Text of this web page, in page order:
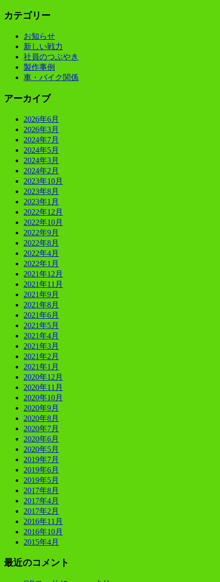
カテゴリー
お知らせ
新しい戦力
社員のつぶやき
製作事例
車・バイク関係
アーカイブ
2026年6月
2026年3月
2024年7月
2024年5月
2024年3月
2024年2月
2023年10月
2023年8月
2023年1月
2022年12月
2022年10月
2022年9月
2022年8月
2022年4月
2022年1月
2021年12月
2021年11月
2021年9月
2021年8月
2021年6月
2021年5月
2021年4月
2021年3月
2021年2月
2021年1月
2020年12月
2020年11月
2020年10月
2020年9月
2020年8月
2020年7月
2020年6月
2020年5月
2019年7月
2019年6月
2019年5月
2017年8月
2017年4月
2017年2月
2016年11月
2016年10月
2015年4月
最近のコメント